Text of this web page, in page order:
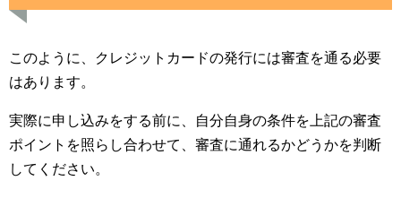
このように、クレジットカードの発行には審査を通る必要
はあります。
実際に申し込みをする前に、自分自身の条件を上記の審査
ポイントを照らし合わせて、審査に通れるかどうかを判断
してください。